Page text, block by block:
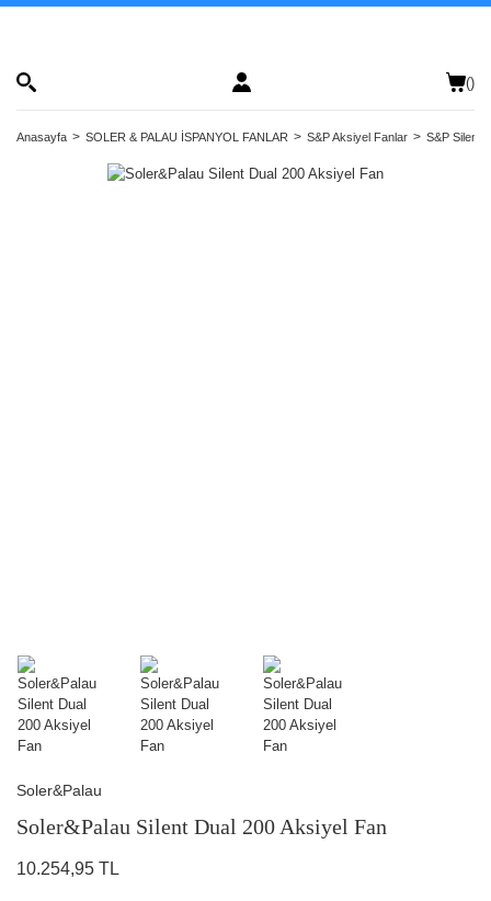
()
Anasayfa SOLER & PALAU İSPANYOL FANLAR S&P Aksiyel Fanlar S&P Silent
Soler&Palau
Soler&Palau Silent Dual 200 Aksiyel Fan
10.254,95 TL